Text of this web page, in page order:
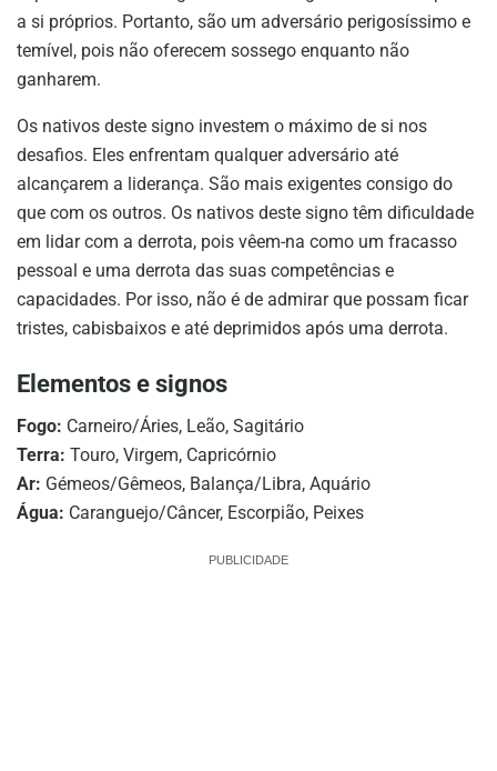
a si próprios. Portanto, são um adversário perigosíssimo e
temível, pois não oferecem sossego enquanto não
ganharem.
Os nativos deste signo investem o máximo de si nos
desafios. Eles enfrentam qualquer adversário até
alcançarem a liderança. São mais exigentes consigo do
que com os outros. Os nativos deste signo têm dificuldade
em lidar com a derrota, pois vêem-na como um fracasso
pessoal e uma derrota das suas competências e
capacidades. Por isso, não é de admirar que possam ficar
tristes, cabisbaixos e até deprimidos após uma derrota.
Elementos e signos
Fogo: Carneiro/Áries, Leão, Sagitário
Terra: Touro, Virgem, Capricórnio
Ar: Gémeos/Gêmeos, Balança/Libra, Aquário
Água: Caranguejo/Câncer, Escorpião, Peixes
PUBLICIDADE